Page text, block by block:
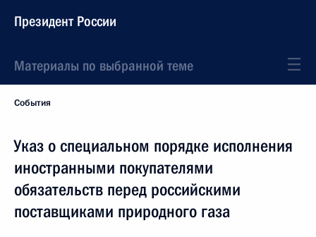
Президент России
Материалы по выбранной теме
События
Указ о специальном порядке исполнения
иностранными покупателями
обязательств перед российскими
поставщиками природного газа